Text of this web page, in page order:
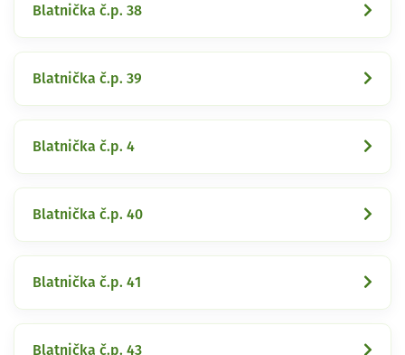
Blatnička č.p. 38
Blatnička č.p. 39
Blatnička č.p. 4
Blatnička č.p. 40
Blatnička č.p. 41
Blatnička č.p. 43